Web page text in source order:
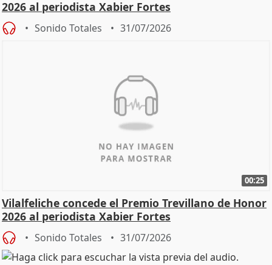
2026 al periodista Xabier Fortes
Sonido Totales 31/07/2026
00:25
Vilalfeliche concede el Premio Trevillano de Honor
2026 al periodista Xabier Fortes
Sonido Totales 31/07/2026